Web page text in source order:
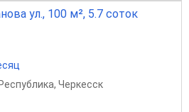
ул., 100 м², 5.7 соток
, Черкесск